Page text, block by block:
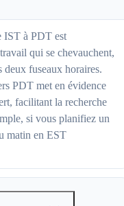
IST à PDT est
qui se chevauchent,
deux fuseaux horaires.
PDT met en évidence
facilitant la recherche
si vous planifiez un
matin en EST